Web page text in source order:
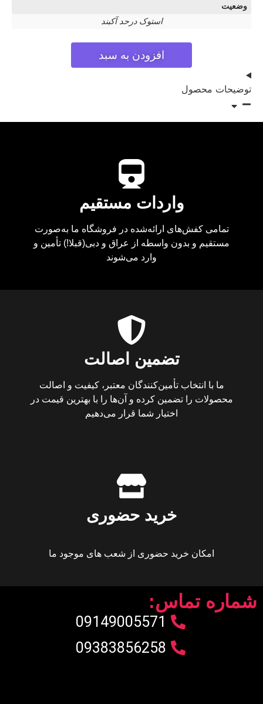
وضعیت
استوک درحد آکبند
افزودن به سبد
توضیحات محصول
واردات مستقیم
تمامی کفش‌های ارائه‌شده در فروشگاه ما به‌صورت
مستقیم و بدون واسطه از عراق و دبی(قبلا!) تأمین و
وارد می‌شوند
تضمین اصالت
ما با انتخاب تأمین‌کنندگان معتبر، کیفیت و اصالت
محصولات را تضمین کرده و آن‌ها را با بهترین قیمت در
اختیار شما قرار می‌دهیم
خرید حضوری
امکان خرید حضوری از شعب های موجود ما
شماره تماس:
09149005571
09383856258